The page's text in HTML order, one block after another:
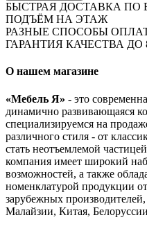
БЫСТРАЯ ДОСТАВКА ПО
ПОДЪЁМ НА ЭТАЖ
РАЗНЫЕ СПОСОБЫ
ГАРАНТИЯ КАЧЕСТВА ДО
О нашем магазине
«Мебель Я» - это
динамично развивающаяся
специализируемся на
различного стиля - от
стать неотъемлемой
компания имеет широкий
возможностей, а также
номенклатурой продукции
зарубежных
Малайзии, Китая,